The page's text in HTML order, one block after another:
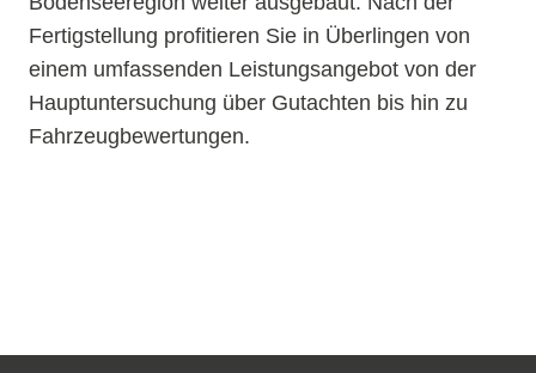
Fertigstellung profitieren Sie in Überlingen von
einem umfassenden Leistungsangebot von der
Hauptuntersuchung über Gutachten bis hin zu
Fahrzeugbewertungen.